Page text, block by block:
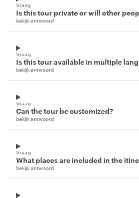
Vraag
Is this tour private or will other
bekijk antwoord
Vraag
Is this tour available in multiple
bekijk antwoord
Vraag
Can the tour be customized?
bekijk antwoord
Vraag
What places are included in the
bekijk antwoord